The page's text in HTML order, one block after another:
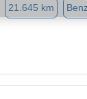
21.645 km